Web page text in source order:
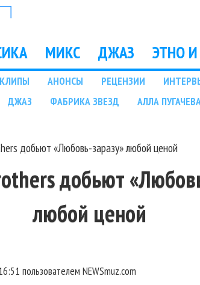
МИКС ДЖАЗ ЭТНО И
КЛИПЫ АНОНСЫ РЕЦЕНЗИИ
ДЖАЗ ФАБРИКА ЗВЕЗД АЛЛА
добьют «Любовь-заразу» любой ценой
добьют
любой ценой
пользователем NEWSmuz.com